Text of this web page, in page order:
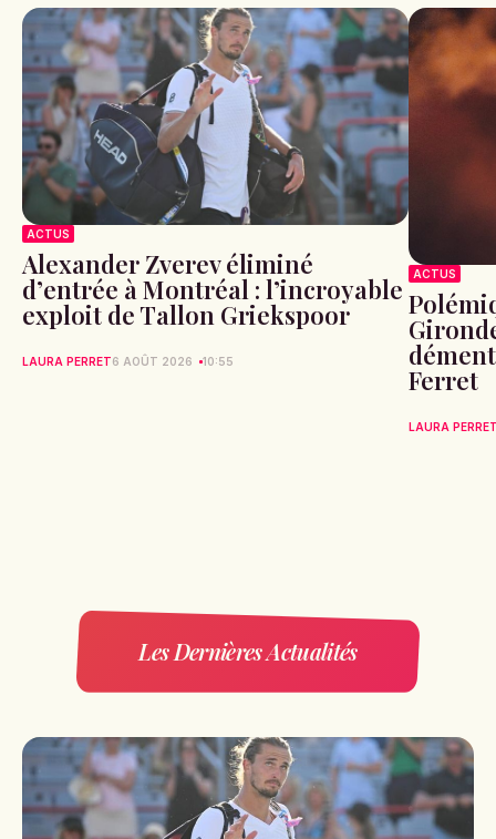
ACTUS
Alexander Zverev éliminé
d’entrée à Montréal : l’incroyable
exploit de Tallon Griekspoor
LAURA PERRET6 AOÛT 2026 10:55
ACTUS
Ferret
LAURA
Les Dernières Actualités